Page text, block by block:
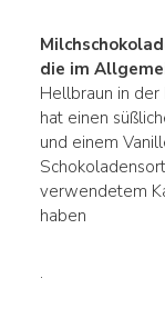
die im
Hellbraun in
hat einen
und einem
verwendetem
haben
.